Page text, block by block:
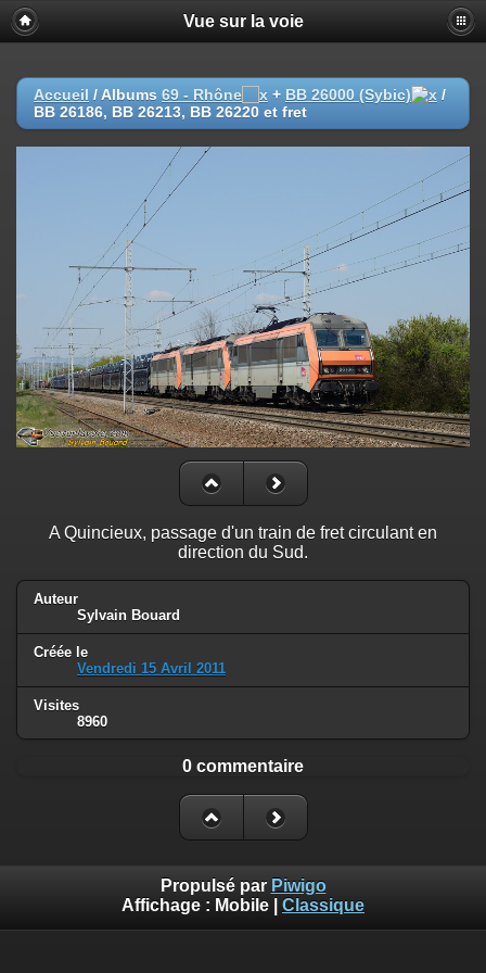
Vue sur la voie
Accueil / Albums 69 - Rhône + BB 26000 (Sybic)
/
BB 26186, BB 26213, BB 26220 et fret
A Quincieux, passage d'un train de fret circulant en
direction du Sud.
Auteur
Sylvain Bouard
Créée le
Vendredi 15 Avril 2011
Visites
8960
0 commentaire
Propulsé par Piwigo
Affichage : Mobile Classique